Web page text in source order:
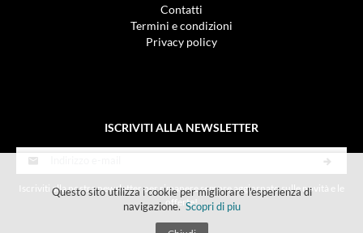
Contatti
Termini e condizioni
Privacy policy
ISCRIVITI ALLA NEWSLETTER
Iscriviti alla nostra newsletter per rimanere sempre aggiornato sulle novità e le
offerte!
Questo sito utilizza i cookie per migliorare l'esperienza di
navigazione.Scopri di piu